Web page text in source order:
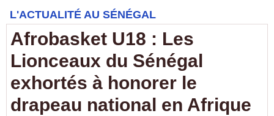
L'ACTUALITÉ AU SÉNÉGAL
Afrobasket U18 : Les
Lionceaux du Sénégal
exhortés à honorer le
drapeau national en Afrique